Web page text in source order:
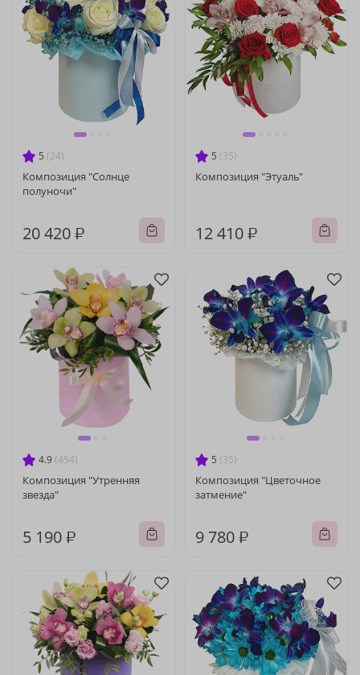
5 (24)
Композиция "Солнце
полуночи"
20 420 ₽
5 (35)
Композиция "Этуаль"
12 410 ₽
4.9 (454)
Композиция "Утренняя
звезда"
5 190 ₽
5 (35)
Композиция "Цветочное
затмение"
9 780 ₽